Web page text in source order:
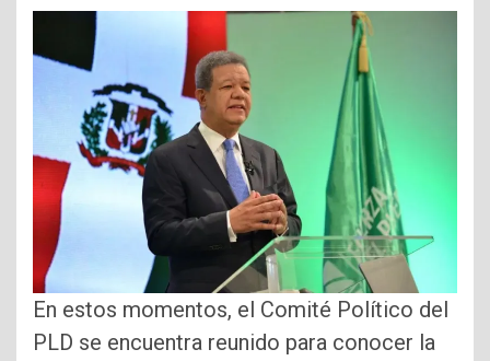
En estos momentos, el Comité Político del
PLD se encuentra reunido para conocer la